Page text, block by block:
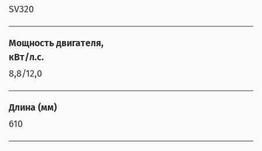
SV320
Мощность двигателя,
кВт/л.с.
8,8/12,0
Длина (мм)
610